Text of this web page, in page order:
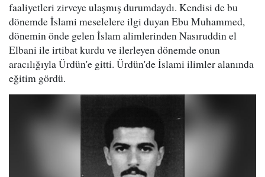
faaliyetleri zirveye ulaşmış durumdaydı. Kendisi de bu
dönemde İslami meselelere ilgi duyan Ebu Muhammed,
dönemin önde gelen İslam alimlerinden Nasıruddin el
Elbani ile irtibat kurdu ve ilerleyen dönemde onun
aracılığıyla Ürdün'e gitti. Ürdün'de İslami ilimler alanında
eğitim gördü.